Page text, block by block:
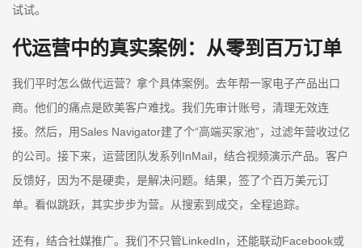
试试。
代运营中的真实案例：从零到百万订单
我们平时怎么做代运营？拿个具体案例。去年帮一家电子产品出口
商。他们的痛点是欧美客户难找。我们先审计账号，清理无效连
接。然后，用Sales Navigator建了个“高端买家池”，过滤年营收过亿
的公司。接下来，运营团队发系列InMail，结合视频演示产品。客户
反馈好，因为不是硬卖，是解决问题。结果，签了个百万美元订
单。看似跳跃，其实步步为营。从搜索到成交，全程追踪。
还有，结合社媒推广。我们不只管LinkedIn，还能联动Facebook或